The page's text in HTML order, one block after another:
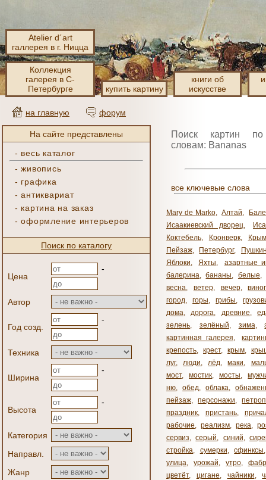
Atelier d´art
галлерея в г. Ницца
Коллекция
галерея в С-
Петербурге
купить картину
книги об
искусстве
на главную форум
На сайте представлены
- весь каталог
-живопись
- графика
-антиквариат
- картина на заказ
-оформление интерьеров
Поиск по каталогу
Цена
-
Автор
Год созд.
-
Техника
Ширина
-
Высота
-
Категория
Направл.
Жанр
Поиск картин
словам: Bananas
все ключевые слова
Mary de Marko, Алтай,
Исаакиевский дворец,
Коктебель, Кронверк,
Крым
Пейзаж, Петербург,
Яблоки, Яхты,
азартные
балерина, бананы, белые,
весна, ветер, вечер,
город, горы, грибы,
дома, дорога, древние,
зелень, зелёный, зима,
картинная галерея,
крепость, крест, крым,
луг, люди, лёд, маки,
мост, мостик, мосты,
ню, обед, облака,
пейзаж, персонажи,
праздник, пристань,
рабочие, реализм, река,
сервиз, серый, синий,
стройка, сумерки, сфинксы
улица, урожай, утро,
цветёт, цигане, чайники,